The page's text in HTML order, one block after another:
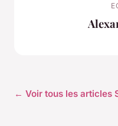
← Voir tous les articles